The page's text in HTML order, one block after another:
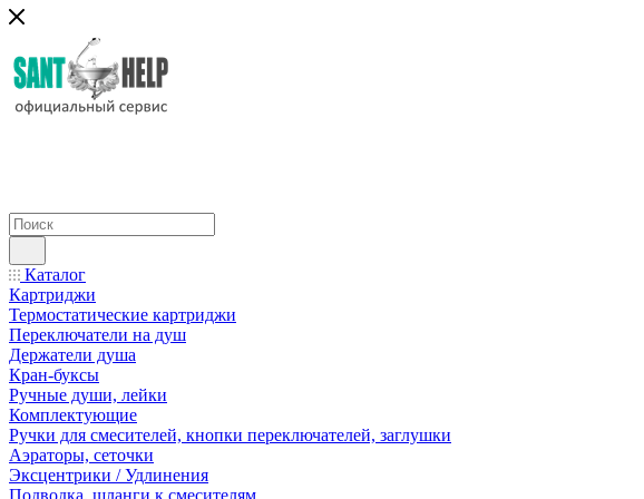
Каталог
Картриджи
Термостатические картриджи
Переключатели на душ
Держатели душа
Кран-буксы
Ручные души, лейки
Комплектующие
Ручки для смесителей, кнопки переключателей, заглушки
Аэраторы, сеточки
Эксцентрики / Удлинения
Подводка, шланги к смесителям